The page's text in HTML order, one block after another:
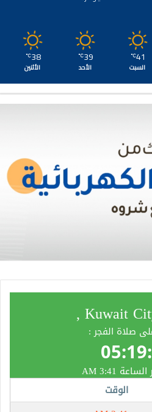
41
℃
السبت
39
℃
الأحد
38
℃
الأثنين